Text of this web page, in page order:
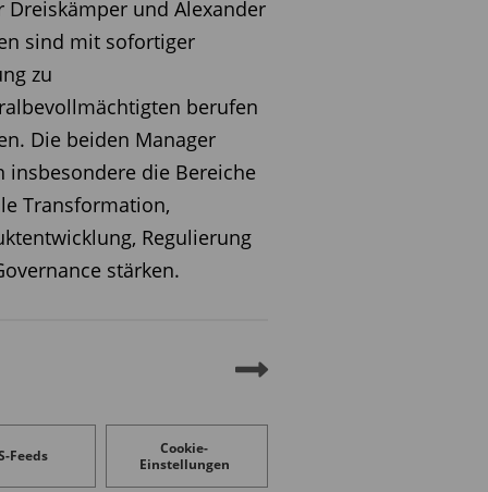
Dreiskämper und Alexander
sind mit sofortiger
zu
berufen
Die beiden Manager
insbesondere die Bereiche
Transformation,
Regulierung
stärken.
Feeds
Cookie-
Einstellungen